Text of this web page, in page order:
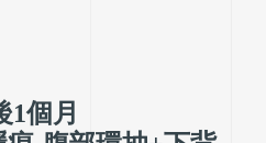
1個月